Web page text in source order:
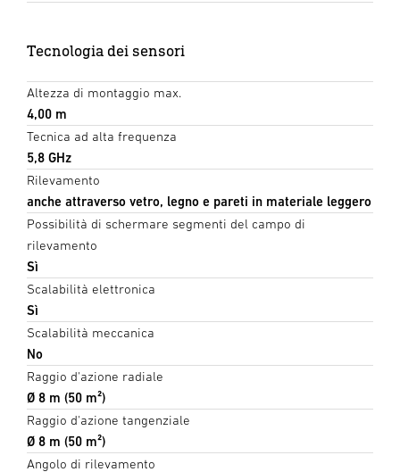
Tecnologia dei sensori
Altezza di montaggio max.
4,00 m
Tecnica ad alta frequenza
5,8 GHz
Rilevamento
anche attraverso vetro, legno e pareti in materiale leggero
Possibilità di schermare segmenti del campo di
rilevamento
Sì
Scalabilità elettronica
Sì
Scalabilità meccanica
No
Raggio d'azione radiale
Ø 8 m (50 m²)
Raggio d'azione tangenziale
Ø 8 m (50 m²)
Angolo di rilevamento